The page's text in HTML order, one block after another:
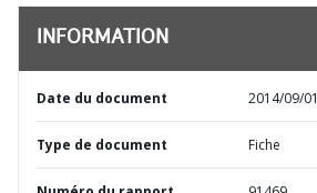
INFORMATION
Date du document 2014/09/01
Type de document Fiche